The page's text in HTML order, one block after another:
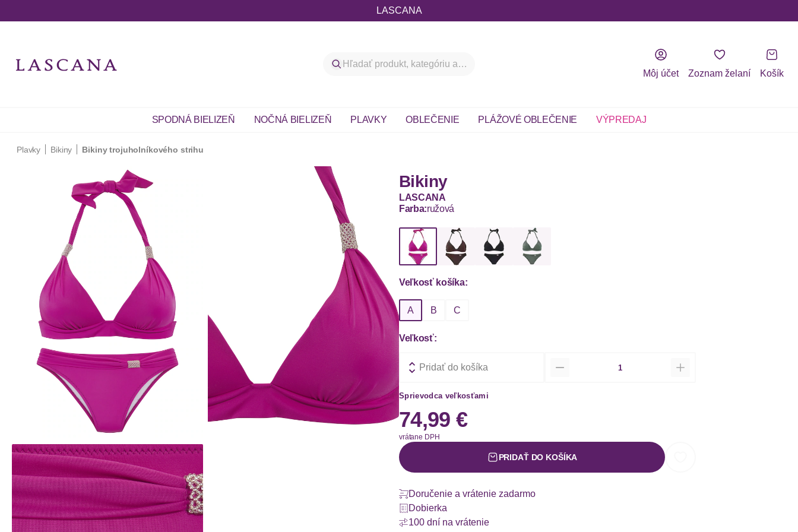
LASCANA
Môj účet Zoznam želaní Košík
SPODNÁ BIELIZEŇ NOČNÁ BIELIZEŇ PLAVKY OBLEČENIE PLÁŽOVÉ OBLEČENIE VÝPREDAJ
Plavky Bikiny Bikiny trojuholníkového strihu
Bikiny
LASCANA
Farba:ružová
Veľkosť košíka:
A B C
Veľkosť:
Pridať do košíka
Sprievodca veľkosťami
74,99 €
vrátane DPH
PRIDAŤ DO KOŠÍKA
Doručenie a vrátenie zadarmo
Dobierka
100 dní na vrátenie